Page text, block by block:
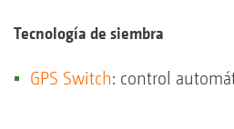
Tecnología de siembra
GPS Switch: control